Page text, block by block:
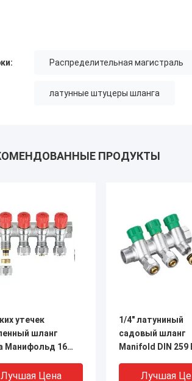
Распределительная магистраль
латунные штуцеры шланга
ПРОДУКТЫ
утечек
шланг
Манифольд 16
Лучшая Цена
1/4" латуниный
садовый шланг
Manifold DIN 259
Лучшая